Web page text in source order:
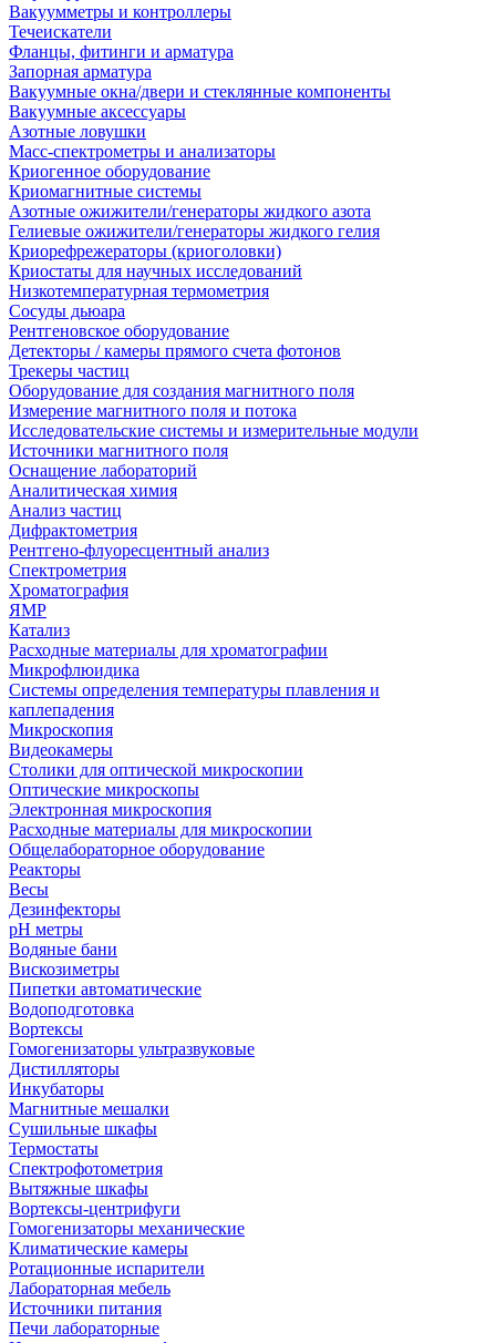
Вакуумметры и контроллеры
Течеискатели
Фланцы, фитинги и арматура
Запорная арматура
Вакуумные окна/двери и стеклянные компоненты
Вакуумные аксессуары
Азотные ловушки
Масс-спектрометры и анализаторы
Криогенное оборудование
Криомагнитные системы
Азотные ожижители/генераторы жидкого азота
Гелиевые ожижители/генераторы жидкого гелия
Криорефрежераторы (криоголовки)
Криостаты для научных исследований
Низкотемпературная термометрия
Сосуды дьюара
Рентгеновское оборудование
Детекторы / камеры прямого счета фотонов
Трекеры частиц
Оборудование для создания магнитного поля
Измерение магнитного поля и потока
Исследовательские системы и измерительные модули
Источники магнитного поля
Оснащение лабораторий
Аналитическая химия
Анализ частиц
Дифрактометрия
Рентгено-флуоресцентный анализ
Спектрометрия
Хроматография
ЯМР
Катализ
Расходные материалы для хроматографии
Микрофлюидика
Системы определения температуры плавления и
каплепадения
Микроскопия
Видеокамеры
Столики для оптической микроскопии
Оптические микроскопы
Электронная микроскопия
Расходные материалы для микроскопии
Общелабораторное оборудование
Реакторы
Весы
Дезинфекторы
рН метры
Водяные бани
Вискозиметры
Пипетки автоматические
Водоподготовка
Вортексы
Гомогенизаторы ультразвуковые
Дистилляторы
Инкубаторы
Магнитные мешалки
Сушильные шкафы
Термостаты
Спектрофотометрия
Вытяжные шкафы
Вортексы-центрифуги
Гомогенизаторы механические
Климатические камеры
Ротационные испарители
Лабораторная мебель
Источники питания
Печи лабораторные